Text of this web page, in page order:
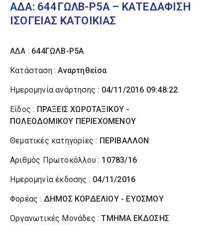
ΑΔΑ: 644ΓΩΛΒ-Ρ5Α – ΚΑΤΕΔΑΦΙΣΗ
ΙΣΟΓΕΙΑΣ ΚΑΤΟΙΚΙΑΣ
ΑΔΑ : 644ΓΩΛΒ-Ρ5Α
Κατάσταση :Αναρτηθείσα
Ημερομηνία ανάρτησης : 04/11/2016 09:48:22
Είδος : ΠΡΑΞΕΙΣ ΧΩΡΟΤΑΞΙΚΟΥ -
ΠΟΛΕΟΔΟΜΙΚΟΥ ΠΕΡΙΕΧΟΜΕΝΟΥ
Θεματικές κατηγορίες : ΠΕΡΙΒΑΛΛΟΝ
Αριθμός Πρωτοκόλλου : 10783/16
Ημερομηνία έκδοσης : 04/11/2016
Φορέας : ΔΗΜΟΣ ΚΟΡΔΕΛΙΟΥ - ΕΥΟΣΜΟΥ
Οργανωτικές Μονάδες :ΤΜΗΜΑ ΕΚΔΟΣΗΣ